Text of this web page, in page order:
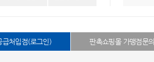
급처입점(로그인) 판촉쇼핑몰 가맹점문의